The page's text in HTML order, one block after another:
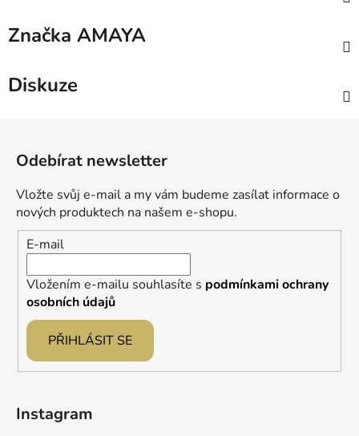
Značka AMAYA
Diskuze
Odebírat newsletter
Vložte svůj e-mail a my vám budeme zasílat informace o
nových produktech na našem e-shopu.
E-mail
Vložením e-mailu souhlasíte s podmínkami ochrany
osobních údajů
PŘIHLÁSIT SE
Instagram